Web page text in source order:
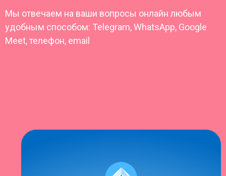
Мы отвечаем на ваши вопросы онлайн любым
удобным способом: Telegram, WhatsApp, Google
Meet, телефон, email